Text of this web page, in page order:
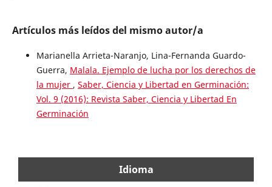
Artículos más leídos del mismo autor/a
Marianella Arrieta-Naranjo, Lina-Fernanda Guardo-
Guerra, Malala. Ejemplo de lucha por los derechos de
la mujer , Saber, Ciencia y Libertad en Germinación:
Vol. 9 (2016): Revista Saber, Ciencia y Libertad En
Germinación
Idioma